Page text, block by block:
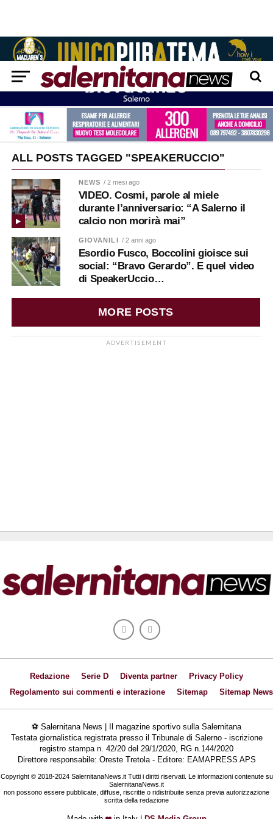
ALL POSTS TAGGED "SPEAKERUCCIO"
NEWS / 2 mesi ago
VIDEO. Cosmi, parole al miele
durante l’anniversario: “A Salerno il
calcio non morirà mai”
GIOVANILI / 2 anni ago
Esordio Fusco, Boccolini gioisce sui
social: “Bravo Gerardo”. E quel video
di SpeakerUccio…
MORE POSTS
ADVERTISEMENT
Redazione Serie D Diventa partner
Privacy Policy
Regolamento sui commenti e interazione
Sitemap Sitemap News
⚽ Salernitana News | Il magazine sportivo sulla Salernitana
Testata giornalistica registrata presso il Tribunale di Salerno - iscrizione
registro stampa n. 42/20 del 29/1/2020, RG n.144/2020
Direttore responsabile: Oreste Tretola - Editore: EAMAPRESS APS
Copyright © 2018-2024 SalernitanaNews.it Tutti i diritti riservati. Le informazioni contenute su
SalernitanaNews.it
non possono essere pubblicate, diffuse, riscritte o ridistribuite senza previa autorizzazione
scritta della redazione